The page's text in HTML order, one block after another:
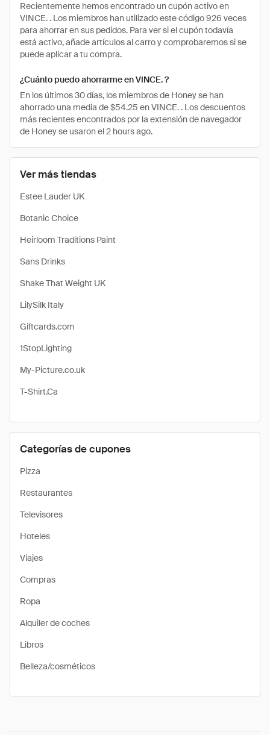
Ver más tiendas
Estee Lauder UK
Botanic Choice
Heirloom Traditions Paint
Sans Drinks
Shake That Weight UK
LilySilk Italy
Giftcards.com
1StopLighting
My-Picture.co.uk
T-Shirt.Ca
Categorías de cupones
Pizza
Restaurantes
Televisores
Hoteles
Viajes
Compras
Ropa
Alquiler de coches
Libros
Belleza/cosméticos
Recientemente hemos encontrado un cupón activo en
VINCE. . Los miembros han utilizado este código 926 veces
para ahorrar en sus pedidos. Para ver si el cupón todavía
está activo, añade artículos al carro y comprobaremos si se
puede aplicar a tu compra.
¿Cuánto puedo ahorrarme en VINCE. ?
En los últimos 30 días, los miembros de Honey se han
ahorrado una media de $54.25 en VINCE. . Los descuentos
más recientes encontrados por la extensión de navegador
de Honey se usaron el 2 hours ago.